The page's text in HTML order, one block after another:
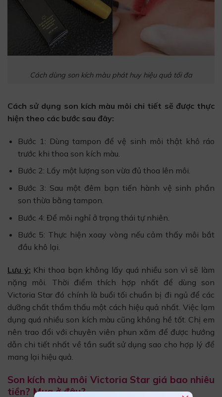
Cách dùng son kích màu phát huy hiệu quả tối đa
Cách sử dụng son kích màu môi chi tiết sẽ được thực
hiện theo các bước sau đây:
Bước 1: Dùng tampon để vệ sinh môi thật khô ráo
trước khi thoa son kích màu.
Bước 2: Lấy một lượng son vừa đủ thoa lên môi.
Bước 3: Sau một đêm bạn tiến hành vệ sinh phần
son thừa bằng tampon.
Bước 4: Để môi nghỉ ở trạng thái tự nhiên.
Bước 5: Thực hiện xoay vòng nếu cảm thấy môi bắt
đầu khô lại.
Lưu ý: Khi thoa bạn không lấy quá nhiều son vì sẽ làm
nặng môi. Thời điểm thích hợp nhất để dùng son
Victoria Star đó chính là buổi tối chuẩn bị đi ngủ để các
dưỡng chất thẩm thấu một cách hiệu quả nhất. Việc lạm
dụng quá nhiều son kích màu cũng không hề tốt. Chị em
nên trao đổi với chuyên viên phun xăm để được hướng
dẫn chi tiết nhất về tần suất sử dụng sao cho hợp lý để
mang lại hiệu quả.
Son kích màu môi Victoria Star giá bao nhiêu
tiền? Mua ở đâu?